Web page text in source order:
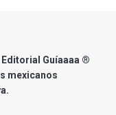
Guíaaaa ®
mexicanos